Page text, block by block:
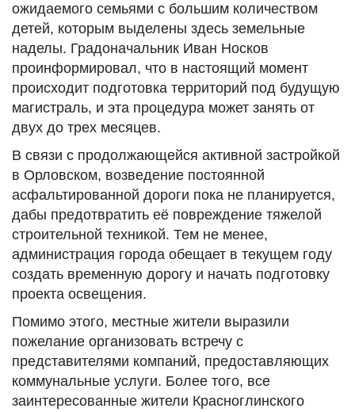
ожидаемого семьями с большим количеством
детей, которым выделены здесь земельные
наделы. Градоначальник Иван Носков
проинформировал, что в настоящий момент
происходит подготовка территорий под будущую
магистраль, и эта процедура может занять от
двух до трех месяцев.
В связи с продолжающейся активной застройкой
в Орловском, возведение постоянной
асфальтированной дороги пока не планируется,
дабы предотвратить её повреждение тяжелой
строительной техникой. Тем не менее,
администрация города обещает в текущем году
создать временную дорогу и начать подготовку
проекта освещения.
Помимо этого, местные жители выразили
пожелание организовать встречу с
представителями компаний, предоставляющих
коммунальные услуги. Более того, все
заинтересованные жители Красноглинского